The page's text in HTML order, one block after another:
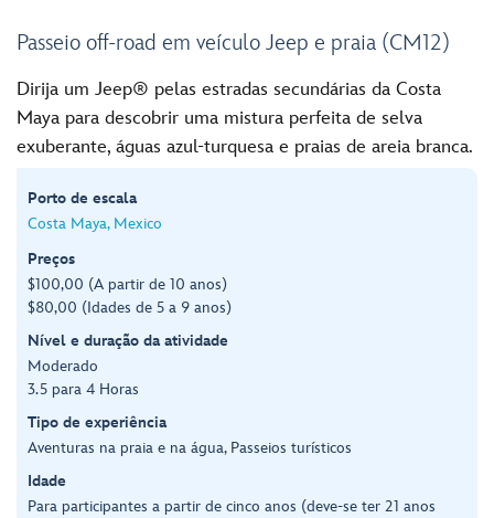
Passeio off-road em veículo Jeep e praia (CM12)
Dirija um Jeep® pelas estradas secundárias da Costa
Maya para descobrir uma mistura perfeita de selva
exuberante, águas azul-turquesa e praias de areia branca.
Porto de escala
Costa Maya, Mexico
Preços
$100,00 (A partir de 10 anos)
$80,00 (Idades de 5 a 9 anos)
Nível e duração da atividade
Moderado
3.5 para 4 Horas
Tipo de experiência
Aventuras na praia e na água, Passeios turísticos
Idade
Para participantes a partir de cinco anos (deve-se ter 21 anos